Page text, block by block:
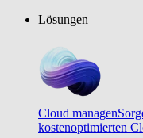
Lösungen
Cloud managen
kostenoptimierten